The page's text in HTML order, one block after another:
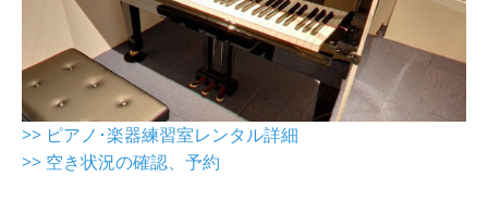
>> ピアノ･楽器練習室レンタル詳細
>> 空き状況の確認、予約